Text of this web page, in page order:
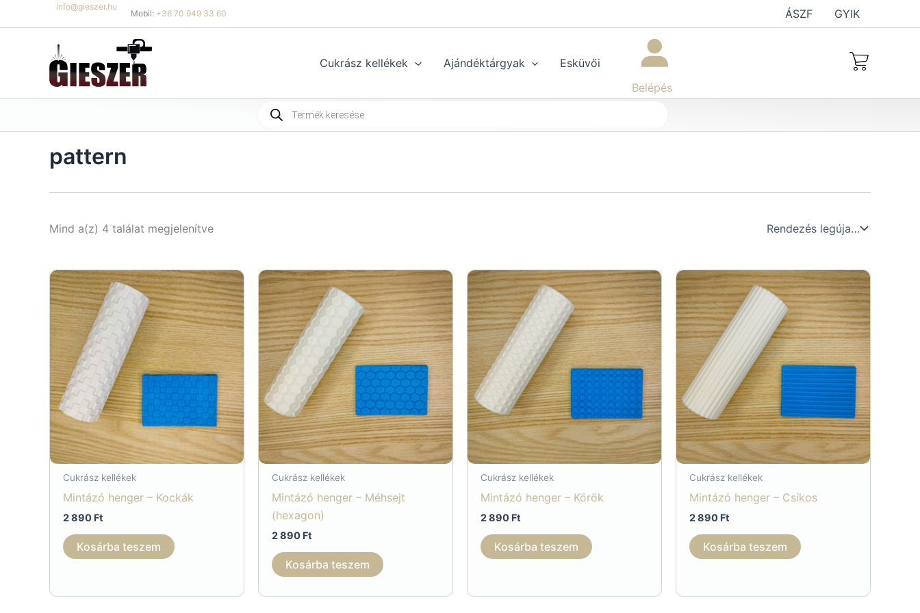
to
info@gieszer.hu
Mobil: +36 70 949 33 60 ÁSZF GYIK
Cukrász kellékek Ajándéktárgyak
Esküvői
Belépés
Products
search
pattern
Mind a(z) 4 találat megjelenítveSorted
Cukrász kellékek
Mintázó henger – Kockák
2 890 Ft
Kosárba teszem
Cukrász kellékek
Mintázó henger – Méhsejt
(hexagon)
2 890 Ft
Kosárba teszem
Cukrász kellékek
Mintázó henger – Körök
2 890 Ft
Kosárba teszem
Cukrász kellékek
Mintázó henger – Csíkos
2 890 Ft
Kosárba teszem